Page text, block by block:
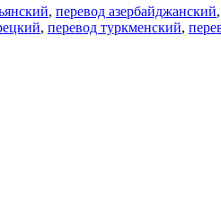
, перевод азербайджанский,
, перевод туркменский,